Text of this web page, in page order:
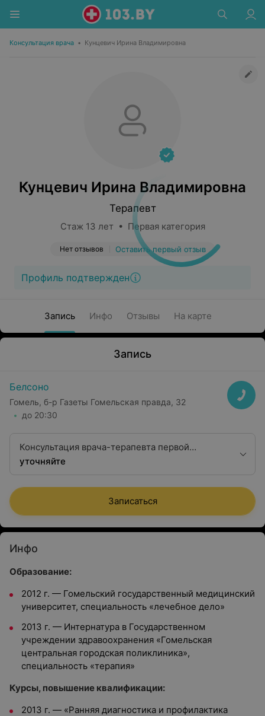
Консультация врача • Кунцевич Ирина Владимировна
Кунцевич Ирина Владимировна
Терапевт
Стаж 13 лет • Первая категория
Нет отзывов Оставить первый отзыв
Профиль подтвержден
Запись Инфо Отзывы На карте
Запись
Белсоно
Гомель, б-р Газеты Гомельская правда, 32
до 20:30
Консультация врача-терапевта первой
квалификационной категории
уточняйте
Записаться
Инфо
Образование:
2012 г. — Гомельский государственный медицинский
университет, специальность «лечебное дело»
2013 г. — Интернатура в Государственном
учреждении здравоохранения «Гомельская
центральная городская поликлиника»,
специальность «терапия»
Курсы, повышение квалификации:
2013 г. — «Ранняя диагностика и профилактика